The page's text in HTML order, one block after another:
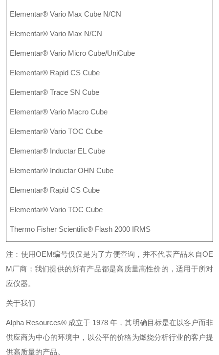
Elementar® Vario Max Cube N/CN
Elementar® Vario Max N/CN
Elementar® Vario Micro Cube/UniCube
Elementar® Rapid CS Cube
Elementar® Trace SN Cube
Elementar® Vario Macro Cube
Elementar® Vario TOC Cube
Elementar® Inductar EL Cube
Elementar® Inductar OHN Cube
Elementar® Rapid CS Cube
Elementar® Vario TOC Cube
Thermo Fisher Scientific® Flash 2000 IRMS
注：使用OEM编号仅仅是为了方便查询，并不代表产品来自OE
M厂商；我们提供的所有产品都是高质量高性价的，适用于所对
应仪器。
关于我们
Alpha Resources® 成立于 1978年，其明确目标是在以客户而非
供应商为中心的环境中，以公平的价格为燃烧分析行业的客户提
供高质量的产品。